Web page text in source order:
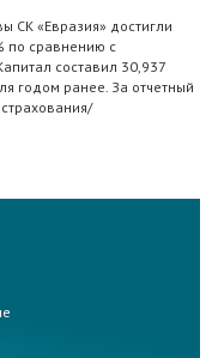
СК «Евразия» достигли
по сравнению с
составил 30,937
годом ранее. За отчетный